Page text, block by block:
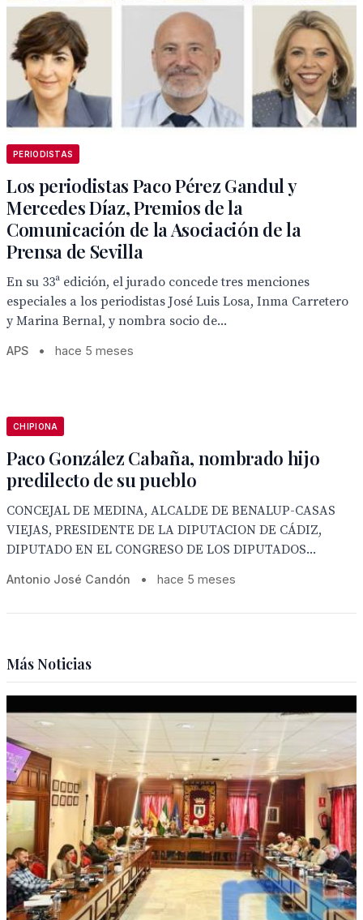
PERIODISTAS
Los periodistas Paco Pérez Gandul y
Mercedes Díaz, Premios de la
Comunicación de la Asociación de la
Prensa de Sevilla
En su 33ª edición, el jurado concede tres menciones
especiales a los periodistas José Luis Losa, Inma Carretero
y Marina Bernal, y nombra socio de...
APS • hace 5 meses
CHIPIONA
Paco González Cabaña, nombrado hijo
predilecto de su pueblo
CONCEJAL DE MEDINA, ALCALDE DE BENALUP-CASAS
VIEJAS, PRESIDENTE DE LA DIPUTACION DE CÁDIZ,
DIPUTADO EN EL CONGRESO DE LOS DIPUTADOS...
Antonio José Candón • hace 5 meses
Más Noticias